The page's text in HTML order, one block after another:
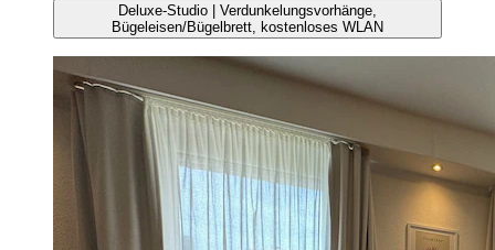
Deluxe-Studio | Verdunkelungsvorhänge,
Bügeleisen/Bügelbrett, kostenloses WLAN